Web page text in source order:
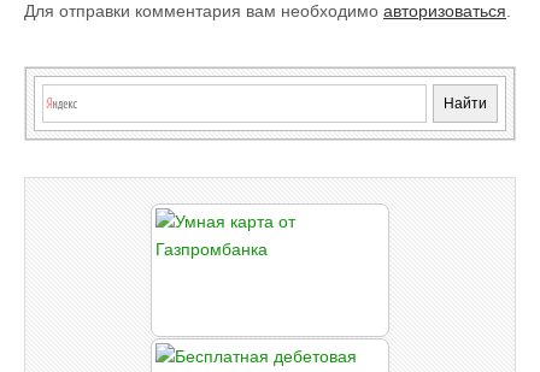
Для отправки комментария вам необходимо авторизоваться